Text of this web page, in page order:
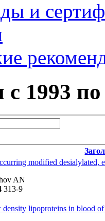
и
1993 по
modified desialylated,
AN
313-9
lipoproteins in blood